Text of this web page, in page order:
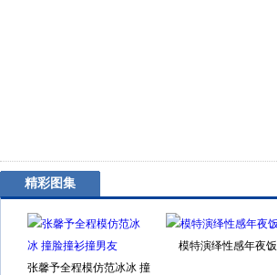
精彩图集
张馨予全程模仿范冰冰 撞
模特演绎性感年夜饭